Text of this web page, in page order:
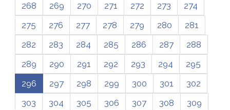
268
269 270 271 272 273
274
275
276 277 278 279 280
281
282
283 284 285 286 287
288
289
290 291 292 293 294
295
296
297 298 299 300 301
302
303
304 305 306 307 308
309